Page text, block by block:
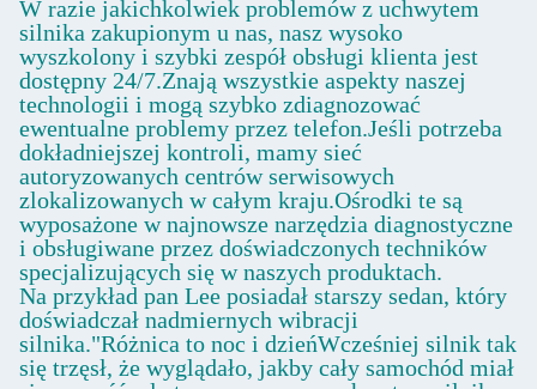
W razie jakichkolwiek problemów z uchwytem
silnika zakupionym u nas, nasz wysoko
wyszkolony i szybki zespół obsługi klienta jest
dostępny 24/7.Znają wszystkie aspekty naszej
technologii i mogą szybko zdiagnozować
ewentualne problemy przez telefon.Jeśli potrzeba
dokładniejszej kontroli, mamy sieć
autoryzowanych centrów serwisowych
zlokalizowanych w całym kraju.Ośrodki te są
wyposażone w najnowsze narzędzia diagnostyczne
i obsługiwane przez doświadczonych techników
specjalizujących się w naszych produktach.
Na przykład pan Lee posiadał starszy sedan, który
doświadczał nadmiernych wibracji
silnika."Różnica to noc i dzieńWcześniej silnik tak
się trzęsł, że wyglądało, jakby cały samochód miał